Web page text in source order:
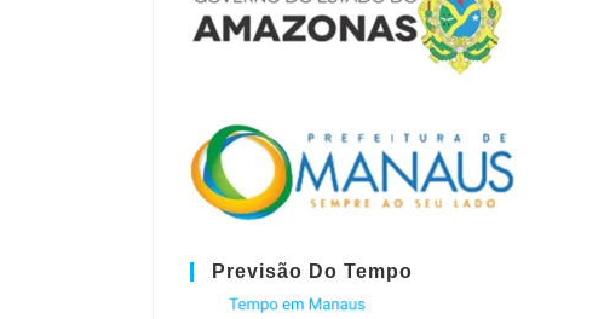
Previsão Do Tempo